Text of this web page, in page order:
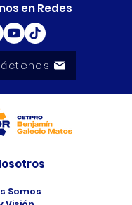
en Redes
Somos